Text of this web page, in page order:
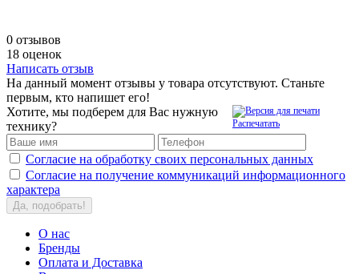
0 отзывов
18 оценок
Написать отзыв
На данный момент отзывы у товара отсутствуют. Станьте
первым, кто напишет его!
Распечатать
Хотите, мы подберем для Вас нужную
технику?
Согласие на обработку своих персональных данных
Согласие на получение коммуникаций информационного
характера
Да, подобрать!
О нас
Бренды
Оплата и Доставка